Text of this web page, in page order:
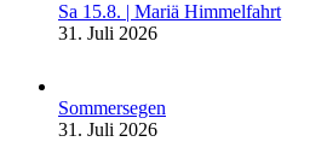
Sa 15.8. | Mariä Himmelfahrt
31. Juli 2026
Sommersegen
31. Juli 2026